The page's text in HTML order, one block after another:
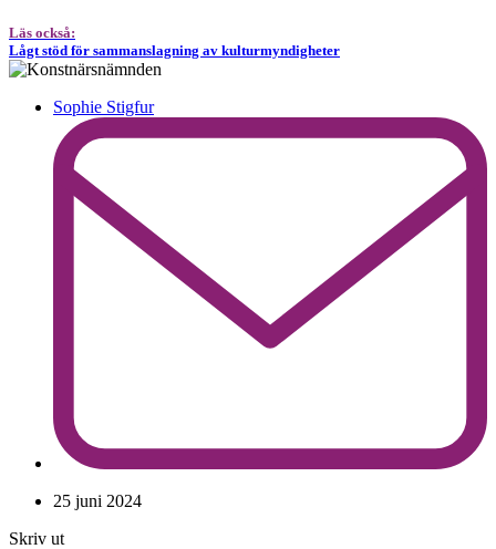
Läs också:
Lågt stöd för sammanslagning av kulturmyndigheter
Sophie Stigfur
25 juni 2024
Skriv ut